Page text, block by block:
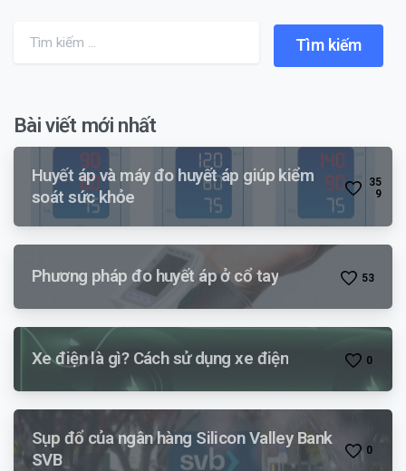
Search for:
Bài viết mới nhất
Huyết áp và máy đo huyết áp giúp kiểm
soát sức khỏe
35
9
Phương pháp đo huyết áp ở cổ tay 53
Xe điện là gì? Cách sử dụng xe điện 0
Sụp đổ của ngân hàng Silicon Valley Bank
SVB
0